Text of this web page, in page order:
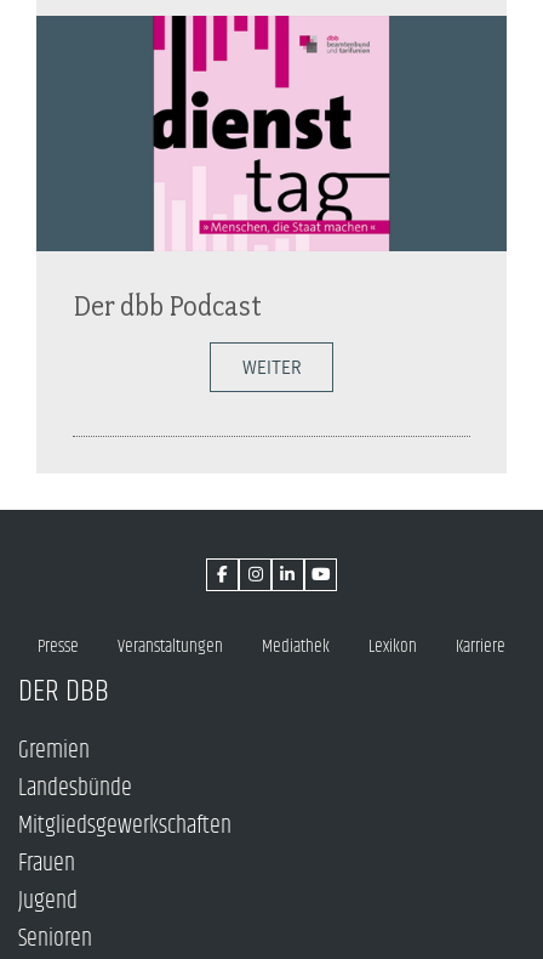
Der dbb Podcast
WEITER
Presse Veranstaltungen Mediathek Lexikon Karriere
DER DBB
Gremien
Landesbünde
Mitgliedsgewerkschaften
Frauen
Jugend
Senioren